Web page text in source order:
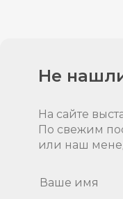
Не
На сайте
По свежим
или наш